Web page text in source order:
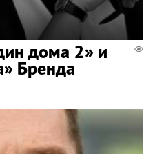
дома 2» и
Бренда